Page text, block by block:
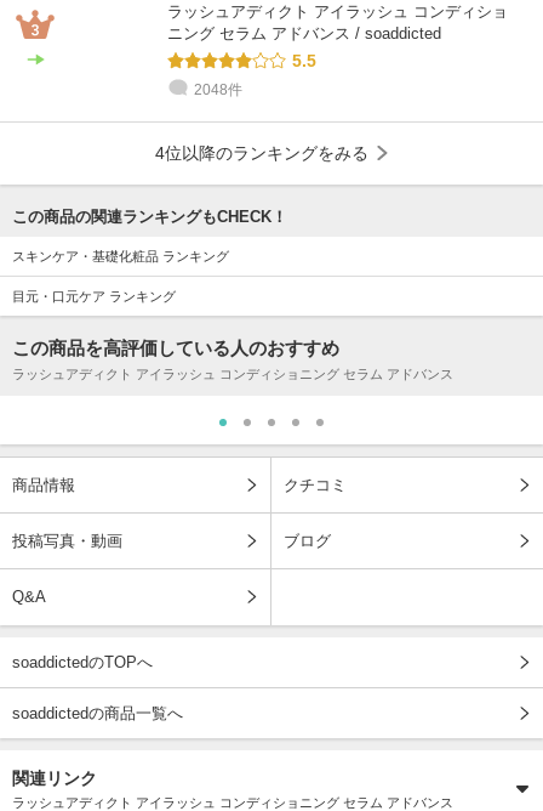
ラッシュアディクト アイラッシュ コンディショ
ニング セラム アドバンス / soaddicted
5.5
2048件
4位以降のランキングをみる
この商品の関連ランキングもCHECK！
スキンケア・基礎化粧品 ランキング
目元・口元ケア ランキング
この商品を高評価している人のおすすめ
ラッシュアディクト アイラッシュ コンディショニング セラム アドバンス
商品情報 クチコミ
投稿写真・動画 ブログ
Q&A
soaddictedのTOPへ
soaddictedの商品一覧へ
関連リンク
ラッシュアディクト アイラッシュ コンディショニング セラム アドバンス